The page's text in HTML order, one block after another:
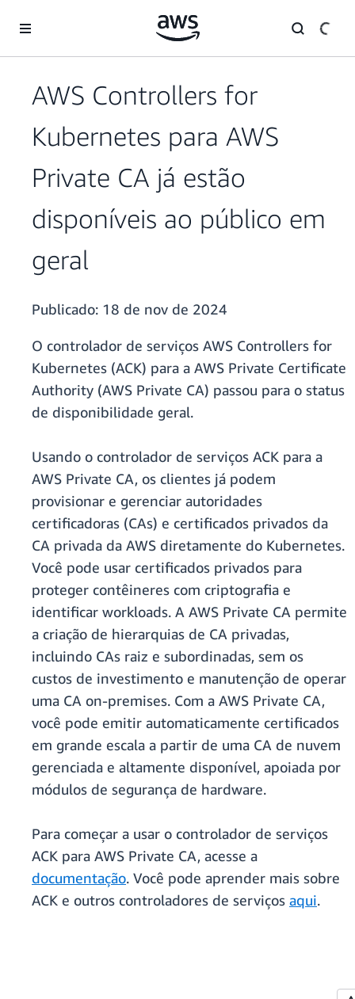
Pular para o conteúdo principal
AWS Controllers for
Kubernetes para AWS
Private CA já estão
disponíveis ao público em
geral
Publicado: 18 de nov de 2024
O controlador de serviços AWS Controllers for
Kubernetes (ACK) para a AWS Private Certificate
Authority (AWS Private CA) passou para o status
de disponibilidade geral.
Usando o controlador de serviços ACK para a
AWS Private CA, os clientes já podem
provisionar e gerenciar autoridades
certificadoras (CAs) e certificados privados da
CA privada da AWS diretamente do Kubernetes.
Você pode usar certificados privados para
proteger contêineres com criptografia e
identificar workloads. A AWS Private CA permite
a criação de hierarquias de CA privadas,
incluindo CAs raiz e subordinadas, sem os
custos de investimento e manutenção de operar
uma CA on-premises. Com a AWS Private CA,
você pode emitir automaticamente certificados
em grande escala a partir de uma CA de nuvem
gerenciada e altamente disponível, apoiada por
módulos de segurança de hardware.
Para começar a usar o controlador de serviços
ACK para AWS Private CA, acesse a
documentação. Você pode aprender mais sobre
ACK e outros controladores de serviços aqui.